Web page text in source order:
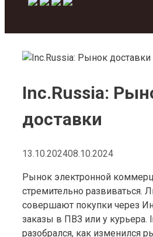
Inc.Russia:
доставки
13.10.202408.10.2024
Рынок электронной
стремительно развиваться.
совершают покупки через
заказы в ПВЗ или у курьера.
разобрался, как изменился